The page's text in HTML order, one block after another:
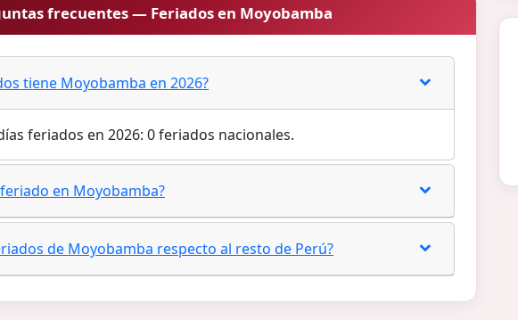
frecuentes — Feriados en Moyobamba
tiene Moyobamba en 2026?
feriados en 2026: 0 feriados nacionales.
en Moyobamba?
de Moyobamba respecto al resto de Perú?